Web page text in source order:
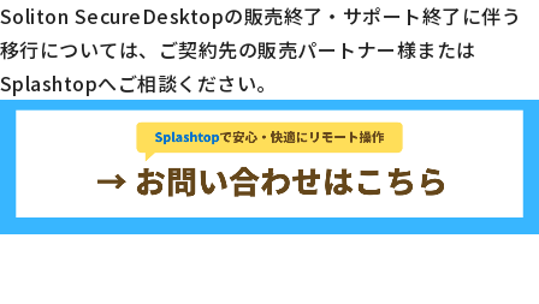
Soliton SecureDesktopの販売終了・サポート終了に伴う
移行については、ご契約先の販売パートナー様または
Splashtopへご相談ください。